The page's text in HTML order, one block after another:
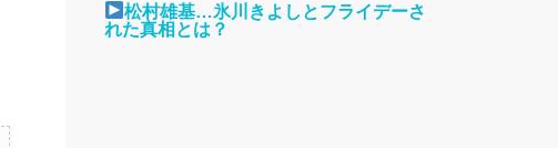
松村雄基…氷川きよしとフライデーさ
れた真相とは？